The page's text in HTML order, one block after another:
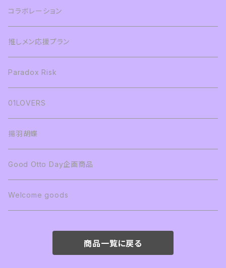
コラボレーション
推しメン応援プラン
Paradox Risk
01LOVERS
揚羽胡蝶
Good Otto Day企画商品
Welcome goods
商品一覧に戻る